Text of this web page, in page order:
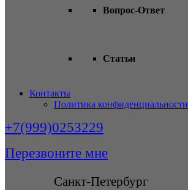
Вопрос-Ответ
Статьи
Контакты
Политика конфиденциальности
+7(999)0253229
Перезвоните мне
Санкт-Петербург